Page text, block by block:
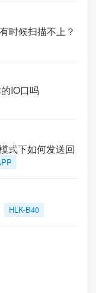
时候扫描不上？
IO口吗
式下如何发送回
HLK-B40